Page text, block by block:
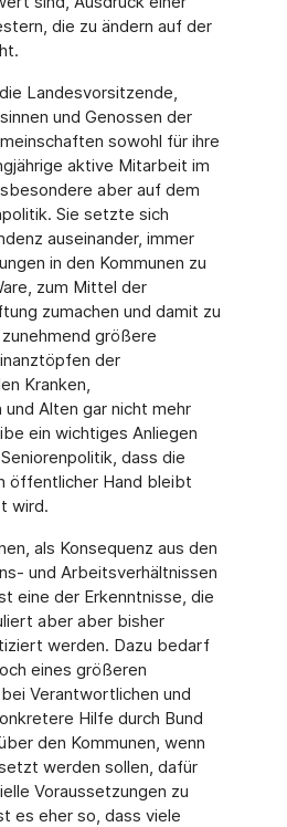
die zu ändern auf der
Landesvorsitzende,
und Genossen der
sowohl für ihre
aktive Mitarbeit im
aber auf dem
Sie setzte sich
auseinander, immer
in den Kommunen zu
zum Mittel der
zumachen und damit zu
größere
der
Kranken,
Alten gar nicht mehr
ein wichtiges Anliegen
dass die
öffentlicher Hand bleibt
wird.
als Konsequenz aus den
und Arbeitsverhältnissen
eine der Erkenntnisse, die
aber aber bisher
werden. Dazu bedarf
eines größeren
Verantwortlichen und
Hilfe durch Bund
den Kommunen, wenn
werden sollen, dafür
Voraussetzungen zu
es eher so, dass viele